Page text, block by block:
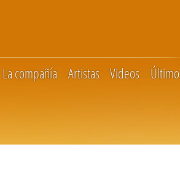
La compañía Artistas Videos Último